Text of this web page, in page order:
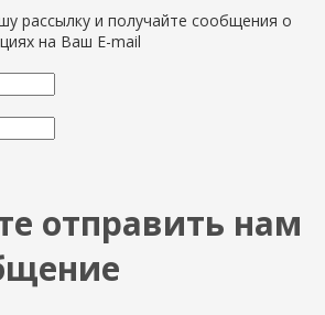
рассылку и получайте сообщения о
на Ваш E-mail
отправить нам